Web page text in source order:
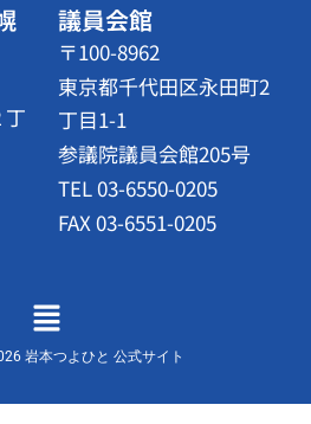
議員会館
〒100-8962
東京都千代田区永田町2
丁目1-1
参議院議員会館205号
TEL 03-6550-0205
FAX 03-6551-0205
メ
ニ
ュ
岩本つよひと 公式サイト